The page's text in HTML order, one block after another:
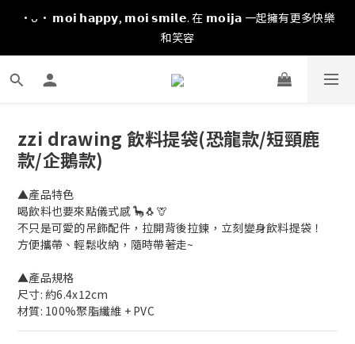
·ᴗ· 𝗺𝗼𝗶 𝗵𝗮𝗽𝗽𝘆, 𝗺𝗼𝗶 𝘀𝗺𝗶𝗹𝗲. 在 𝗺𝗼𝗶𝗷𝗮 一起擁有更多快樂
和笑容
zzi drawing 飲料提袋(恐龍款/短頸鹿
款/企鵝款)
▲產品特色
喝飲料也要來點儀式感 🦕🐧🦒
不只是可愛的吊飾配件，拉開背後拉鍊，立刻變身飲料提袋！
方便攜帶、輕鬆收納，隨時帶著走~
▲產品規格
尺寸: 約6.4x12cm
材質: 100%聚脂纖維 + PVC